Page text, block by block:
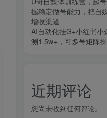
握稳定做号能力，把自
增收渠道
AI自动化挂G+小红书小
测1.5w+，可多号矩阵操
近期评论
您尚未收到任何评论。